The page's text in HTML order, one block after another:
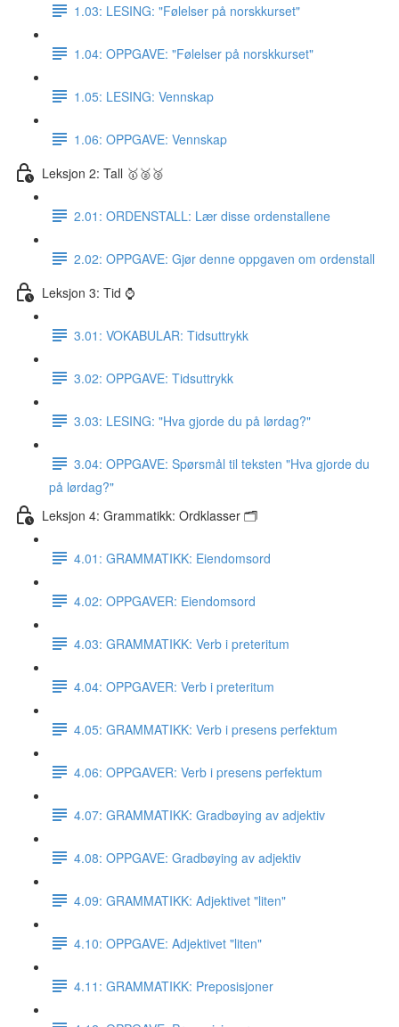
1.03: LESING: "Følelser på norskkurset"
1.04: OPPGAVE: "Følelser på norskkurset"
1.05: LESING: Vennskap
1.06: OPPGAVE: Vennskap
Leksjon 2: Tall 🥇🥈🥉
2.01: ORDENSTALL: Lær disse ordenstallene
2.02: OPPGAVE: Gjør denne oppgaven om ordenstall
Leksjon 3: Tid ⌚️
3.01: VOKABULAR: Tidsuttrykk
3.02: OPPGAVE: Tidsuttrykk
3.03: LESING: "Hva gjorde du på lørdag?"
3.04: OPPGAVE: Spørsmål til teksten "Hva gjorde du
på lørdag?"
Leksjon 4: Grammatikk: Ordklasser 🗂
4.01: GRAMMATIKK: Eiendomsord
4.02: OPPGAVER: Eiendomsord
4.03: GRAMMATIKK: Verb i preteritum
4.04: OPPGAVER: Verb i preteritum
4.05: GRAMMATIKK: Verb i presens perfektum
4.06: OPPGAVER: Verb i presens perfektum
4.07: GRAMMATIKK: Gradbøying av adjektiv
4.08: OPPGAVE: Gradbøying av adjektiv
4.09: GRAMMATIKK: Adjektivet "liten"
4.10: OPPGAVE: Adjektivet "liten"
4.11: GRAMMATIKK: Preposisjoner